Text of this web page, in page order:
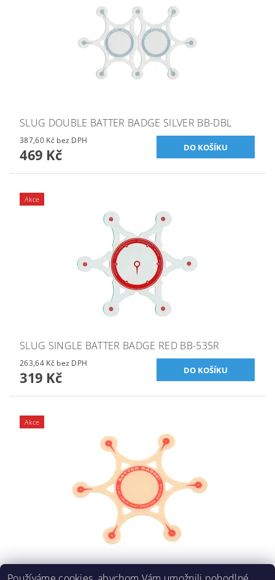
SLUG DOUBLE BATTER BADGE SILVER BB-DBL
387,60 Kč bez DPH
469 Kč
Akce
SLUG SINGLE BATTER BADGE RED BB-535R
263,64 Kč bez DPH
319 Kč
Akce
SLUG SINGLE BATTER BADGE BB-535